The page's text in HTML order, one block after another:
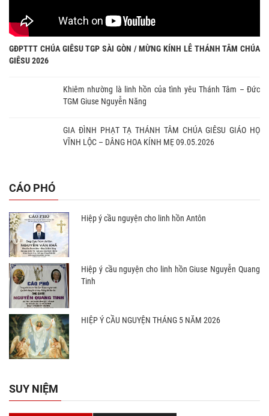
GĐPTTT CHÚA GIÊSU TGP SÀI GÒN / MỪNG KÍNH LỄ THÁNH TÂM CHÚA
GIÊSU 2026
Khiêm nhường là linh hồn của tình yêu Thánh Tâm – Đức
TGM Giuse Nguyễn Năng
GIA ĐÌNH PHẠT TẠ THÁNH TÂM CHÚA GIÊSU GIÁO HỌ
VĨNH LỘC – DÂNG HOA KÍNH MẸ 09.05.2026
CÁO PHÓ
Hiệp ý cầu nguyện cho linh hồn Antôn
Hiệp ý cầu nguyện cho linh hồn Giuse Nguyễn Quang
Tinh
HIỆP Ý CẦU NGUYỆN THÁNG 5 NĂM 2026
SUY NIỆM